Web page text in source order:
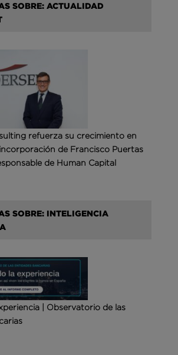
SOBRE: ACTUALIDAD
refuerza su crecimiento en
de Francisco Puertas
de Human Capital
SOBRE: INTELIGENCIA
| Observatorio de las